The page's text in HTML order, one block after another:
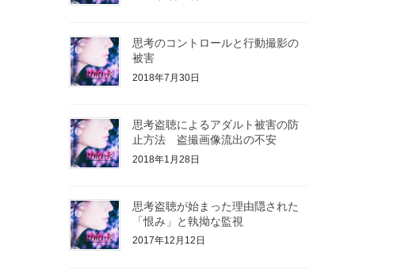
思考のコントロールと行動撮影の
被害
2018年7月30日
思考盗聴によるアダルト被害の防
止方法 盗撮画像流出の不安
2018年1月28日
思考盗聴が始まった理由隠された
「恨み」と執拗な監視
2017年12月12日